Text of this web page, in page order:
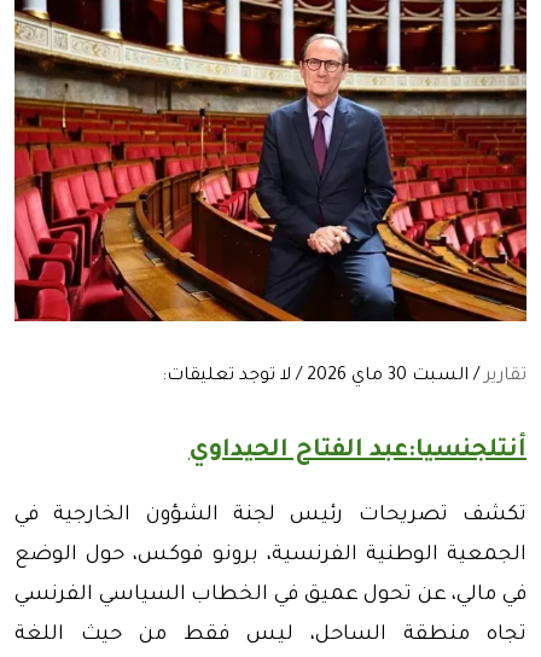
تقارير/ السبت 30 ماي 2026 / لا توجد تعليقات:
أنتلجنسيا:عبد الفتاح الحيداوي
تكشف تصريحات رئيس لجنة الشؤون الخارجية في
الجمعية الوطنية الفرنسية، برونو فوكس، حول الوضع
في مالي، عن تحول عميق في الخطاب السياسي الفرنسي
تجاه منطقة الساحل، ليس فقط من حيث اللغة